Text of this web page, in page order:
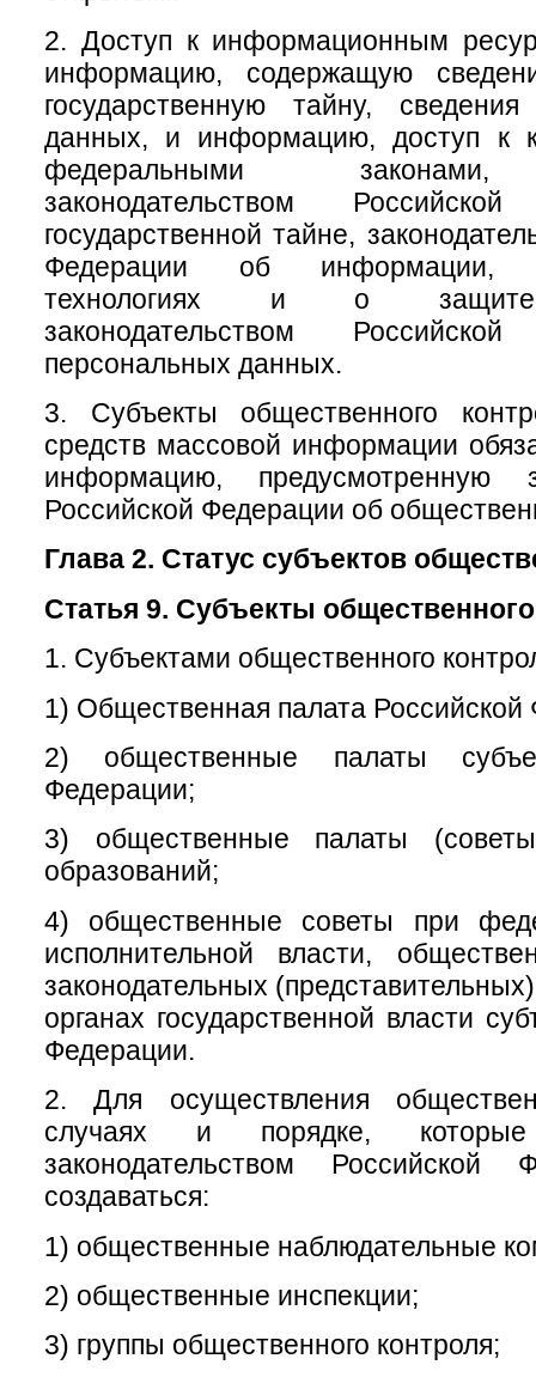
2. Доступ к информационным
информацию, содержащую
государственную тайну,
данных, и информацию, доступ к
федеральными законами,
законодательством
государственной тайне,
Федерации об информации,
технологиях и о защите
законодательством
персональных данных.
3. Субъекты общественного
средств массовой информации
информацию, предусмотренную
Российской Федерации об
Глава 2. Статус субъектов
Статья 9. Субъекты
1. Субъектами общественного
1) Общественная палата Российской
2) общественные палаты
Федерации;
3) общественные палаты
образований;
4) общественные советы при
исполнительной власти,
законодательных
органах государственной власти
Федерации.
2. Для осуществления
случаях и порядке, которые
законодательством Российской
создаваться:
1) общественные наблюдательные
2) общественные инспекции;
3) группы общественного контроля;